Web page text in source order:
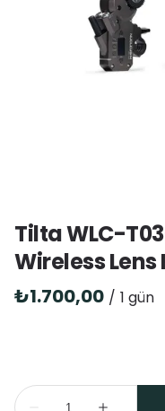
Tilta WLC-
Wireless
/